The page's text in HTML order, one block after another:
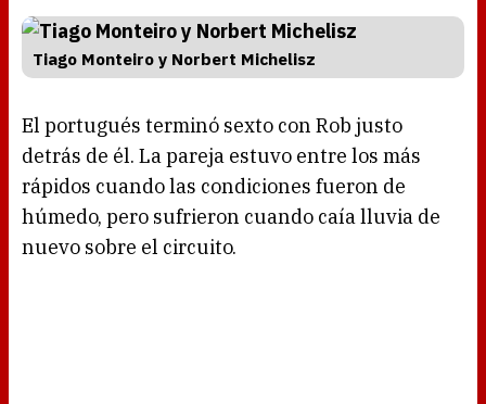
Tiago Monteiro y Norbert Michelisz
El portugués terminó sexto con Rob justo
detrás de él. La pareja estuvo entre los más
rápidos cuando las condiciones fueron de
húmedo, pero sufrieron cuando caía lluvia de
nuevo sobre el circuito.